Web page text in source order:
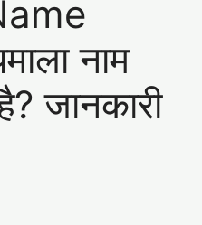
नाम
जानकारी